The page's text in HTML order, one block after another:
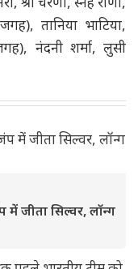
तानिया भाटिया,
नंदनी शर्मा, लुसी
जीता सिल्वर, लॉन्ग